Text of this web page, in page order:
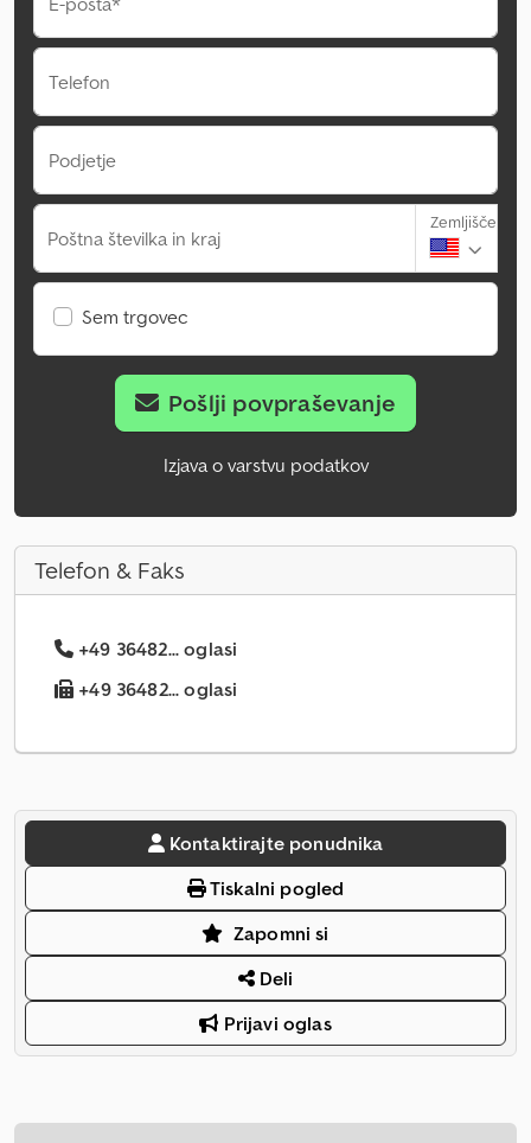
Telefon
Podjetje
Poštna številka in kraj
Zemljišče
Sem trgovec
Pošlji povpraševanje
Izjava o varstvu podatkov
Telefon & Faks
+49 36482... oglasi
+49 36482... oglasi
Kontaktirajte ponudnika
Tiskalni pogled
Zapomni si
Deli
Prijavi oglas